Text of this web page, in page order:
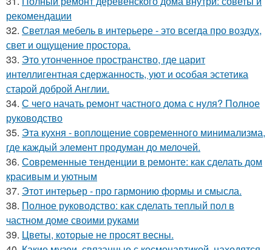
рекомендации
32. Светлая мебель в интерьере - это всегда про воздух,
свет и ощущение простора.
33. Это утонченное пространство, где царит
интеллигентная сдержанность, уют и особая эстетика
старой доброй Англии.
34. С чего начать ремонт частного дома с нуля? Полное
руководство
35. Эта кухня - воплощение современного минимализма,
где каждый элемент продуман до мелочей.
36. Современные тенденции в ремонте: как сделать дом
красивым и уютным
37. Этот интерьер - про гармонию формы и смысла.
38. Полное руководство: как сделать теплый пол в
частном доме своими руками
39. Цветы, которые не просят весны.